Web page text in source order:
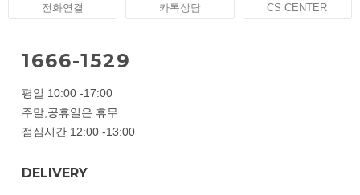
전화연결 카톡상담 CS CENTER
1666-1529
평일 10:00 -17:00
주말,공휴일은 휴무
점심시간 12:00 -13:00
DELIVERY